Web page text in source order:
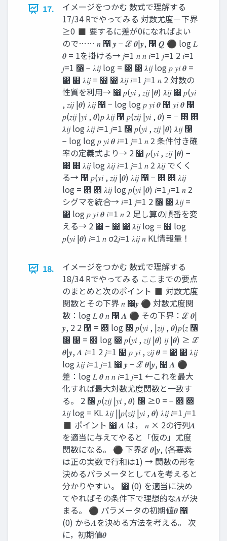
17.
イメージをつかむ 数式で理解する
17/34 Rでやってみる 対数尤度－下界
≥0 ◼ 要するに差が0になればよい
ので…… 𝑛 ෡ 𝒚 − ℒ 𝜽|𝒚, ෡ 𝑸 ⚫ log 𝐿
𝜽 = 1を掛ける→ 𝑗=1 𝑛 𝑛 𝑖=1 𝑗=1 2 𝑖=1
𝑗=1 ෡ − 𝜆𝑖𝑗 log = ෍ ෍ 𝜆𝑖𝑗 log 𝑝 𝑦𝑖 𝜽 =
෍ ෍ 𝜆𝑖𝑗 = ෍ ෍ 𝜆𝑖𝑗 𝑖=1 𝑗=1 𝑛 2 対数の
性質を利用→ ෡ 𝑝(𝑦𝑖 , 𝑧𝑖𝑗 |𝜽) 𝜆𝑖𝑗 ෡ 𝑝(𝑦𝑖
, 𝑧𝑖𝑗 |𝜽) 𝜆𝑖𝑗 ෡ − log log 𝑝 𝑦𝑖 𝜽 ෡ 𝑦𝑖 𝜽 ෡
𝑝(𝑧𝑖𝑗 |𝑦𝑖 , 𝜽)𝑝 𝜆𝑖𝑗 ෡ 𝑝(𝑧𝑖𝑗 |𝑦𝑖 , 𝜽) = − ෍ ෍
𝜆𝑖𝑗 log 𝜆𝑖𝑗 𝑖=1 𝑗=1 ෡ 𝑝(𝑦𝑖 , 𝑧𝑖𝑗 |𝜽) 𝜆𝑖𝑗 ෡
− log log 𝑝 𝑦𝑖 𝜽 𝑖=1 𝑗=1 𝑛 2 条件付き確
率の定義式より→ 2 ෡ 𝑝(𝑦𝑖 , 𝑧𝑖𝑗 |𝜽) −
෍ ෍ 𝜆𝑖𝑗 log 𝜆𝑖𝑗 𝑖=1 𝑗=1 𝑛 2 𝜆𝑖𝑗 でくく
る→ ෡ 𝑝(𝑦𝑖 , 𝑧𝑖𝑗 |𝜽) 𝜆𝑖𝑗 ෡ − ෍ ෍ 𝜆𝑖𝑗
log = ෍ ෍ 𝜆𝑖𝑗 log 𝑝(𝑦𝑖 |𝜽) 𝑖=1 𝑗=1 𝑛 2
シグマを統合→ 𝑖=1 𝑗=1 2 ෡ ෍ 𝜆𝑖𝑗 =
෍ log 𝑝 𝑦𝑖 𝜽 𝑖=1 𝑛 2 足し算の順番を変
える→ 2 ෡ − ෍ ෍ 𝜆𝑖𝑗 log = ෍ log
𝑝(𝑦𝑖 |𝜽) 𝑖=1 𝑛 σ2𝑗=1 𝜆𝑖𝑗 𝑛 KL情報量！
18.
イメージをつかむ 数式で理解する
18/34 Rでやってみる ここまでの要点
のまとめと次のポイント ◼ 対数尤度
関数とその下界 𝑛 ෡𝒚 ⚫ 対数尤度関
数：log 𝐿 𝜽 𝑛 ෡ 𝜦 ⚫ その下界：ℒ 𝜽|
𝒚, 2 2 ෡ = ෍ log ෍ 𝑝(𝑦𝑖 , |𝑧𝑖𝑗 , 𝜽)𝑝(𝑧 ෡
෡ ෡ = ෍ log ෍ 𝑝(𝑦𝑖 , 𝑧𝑖𝑗 |𝜽) 𝑖𝑗 |𝜽) ≥ ℒ
𝜽|𝒚, 𝜦 𝑖=1 2 𝑗=1 ෡ 𝑝 𝑦𝑖 , 𝑧𝑖𝑗 𝜽 = ෍ ෍ 𝜆𝑖𝑗
log 𝜆𝑖𝑗 𝑖=1 𝑗=1 ෡ 𝒚 − ℒ 𝜽|𝒚, ෡ 𝜦 ⚫
差：log 𝐿 𝜽 𝑛 𝑛 𝑖=1 𝑗=1 ←これを最大
化すれば最大対数尤度関数と一致す
る。 2 ෡ 𝑝(𝑧𝑖𝑗 |𝑦𝑖 , 𝜽) ෡ ≥0 = − ෍ ෍
𝜆𝑖𝑗 log = KL 𝜆𝑖𝑗 ||𝑝(𝑧𝑖𝑗 |𝑦𝑖 , 𝜽) 𝜆𝑖𝑗 𝑖=1 𝑗=1
◼ ポイント ෡ 𝜦 は， 𝑛 × 2の行列𝜦
を適当に与えてやると「仮の」尤度
関数になる。 ⚫ 下界ℒ 𝜽|𝒚, (各要素
は正の実数で行和は1) → 関数の形を
決めるパラメータとして𝜦を考えると
分かりやすい。 ෡ (0) を適当に決め
てやればその条件下で理想的な𝜦が決
まる。 ⚫ パラメータの初期値𝜽 ෡
(0) から𝜦を決める方法を考える。 次
に，初期値𝜽